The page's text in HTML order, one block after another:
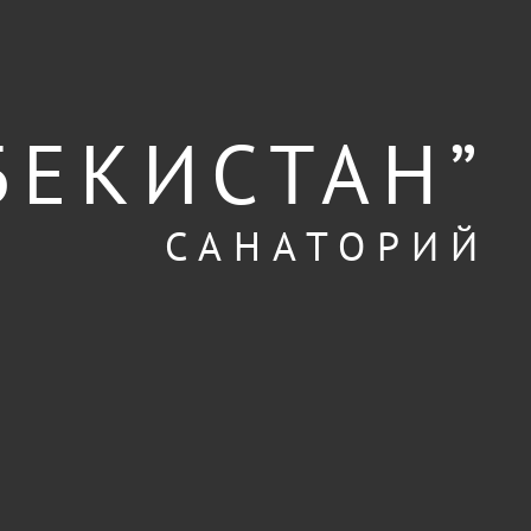
САНАТОРИЙ